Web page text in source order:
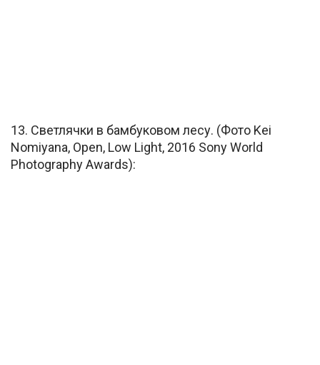
13. Светлячки в бамбуковом лесу. (Фото Kei
Nomiyana, Open, Low Light, 2016 Sony World
Photography Awards):